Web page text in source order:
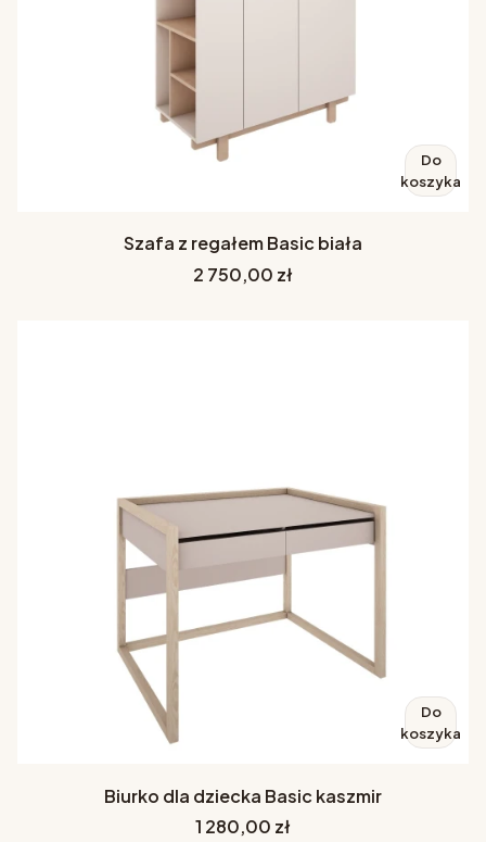
Do
koszyka
Szafa z regałem Basic biała
Cena
2 750,00 zł
Do
koszyka
Biurko dla dziecka Basic kaszmir
Cena
1 280,00 zł